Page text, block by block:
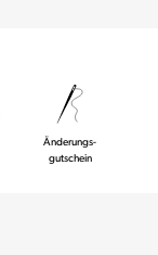
Änderungs-
gutschein